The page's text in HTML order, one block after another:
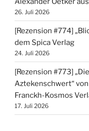
26. Juli 2026
[Rezension #774]
dem Spica Verlag
24. Juli 2026
[Rezension #773]
Aztekenschwert“
Franckh-Kosmos
17. Juli 2026